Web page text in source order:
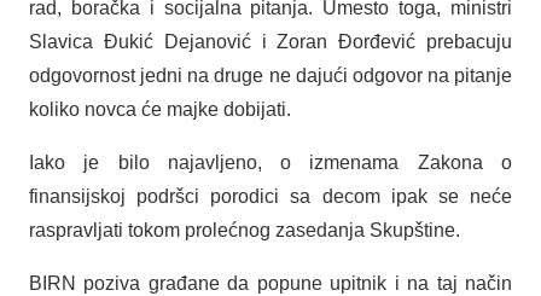
rad, boračka i socijalna pitanja. Umesto toga, ministri
Slavica Đukić Dejanović i Zoran Đorđević prebacuju
odgovornost jedni na druge ne dajući odgovor na pitanje
koliko novca će majke dobijati.
Iako je bilo najavljeno, o izmenama Zakona o
finansijskoj podršci porodici sa decom ipak se neće
raspravljati tokom prolećnog zasedanja Skupštine.
BIRN poziva građane da popune upitnik i na taj način